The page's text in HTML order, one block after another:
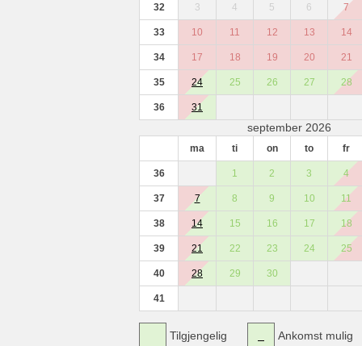
32 3 4 5 6 7
33 10 11 12 13 14
34 17 18 19 20 21
35 24 25 26 27 28
36 31
september 2026
ma ti on to fr
36 1 2 3 4
37 7 8 9 10 11
38 14 15 16 17 18
39 21 22 23 24 25
40 28 29 30
41
Tilgjengelig Ankomst mulig